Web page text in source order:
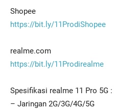
Shopee
https://bit.ly/11ProdiShopee
realme.com
https://bit.ly/11Prodirealme
Spesifikasi realme 11 Pro 5G :
– Jaringan 2G/3G/4G/5G